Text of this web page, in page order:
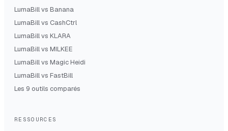
LumaBill vs Banana
LumaBill vs CashCtrl
LumaBill vs KLARA
LumaBill vs MILKEE
LumaBill vs Magic Heidi
LumaBill vs FastBill
Les 9 outils comparés
RESSOURCES